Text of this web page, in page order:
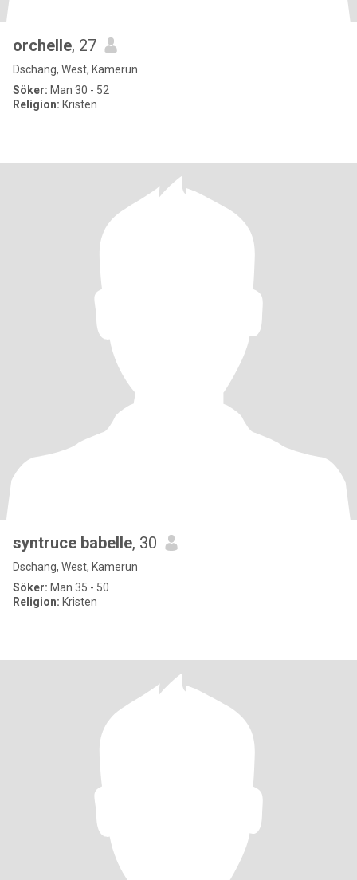
orchelle, 27
Dschang, West, Kamerun
Söker: Man 30 - 52
Religion: Kristen
syntruce babelle, 30
Dschang, West, Kamerun
Söker: Man 35 - 50
Religion: Kristen